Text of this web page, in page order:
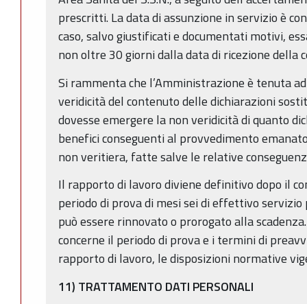
prescritti. La data di assunzione in servizio è
caso, salvo giustificati e documentati motivi,
non oltre 30 giorni dalla data di ricezione della
Si rammenta che l’Amministrazione è tenuta
veridicità del contenuto delle dichiarazioni
dovesse emergere la non veridicità di quanto
benefici conseguenti al provvedimento
non veritiera, fatte salve le relative
Il rapporto di lavoro diviene definitivo dopo il
periodo di prova di mesi sei di effettivo
può essere rinnovato o prorogato alla
concerne il periodo di prova e i termini di
rapporto di lavoro, le disposizioni normative
11) TRATTAMENTO DATI PERSONALI